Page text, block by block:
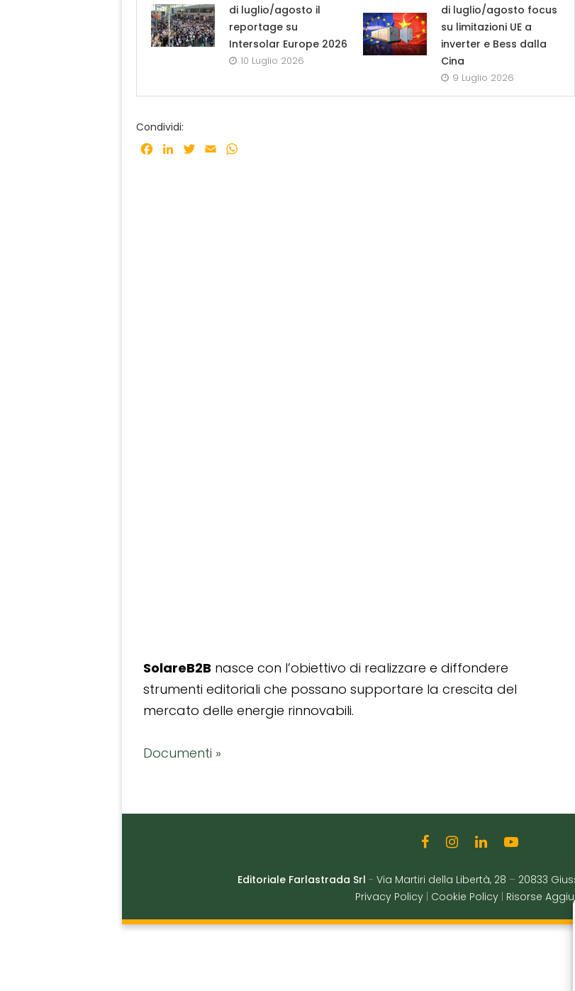
di luglio/agosto il
reportage su
Intersolar Europe 2026
10 Luglio 2026
di luglio/agosto focus
su limitazioni UE a
inverter e Bess dalla
Cina
9 Luglio 2026
Condividi:
Facebook
LinkedInTwitter
Email
SolareB2B nasce con l’obiettivo di realizzare e diffondere
strumenti editoriali che possano supportare la crescita del
mercato delle energie rinnovabili.
Documenti »
Editoriale Farlastrada Srl - Via Martiri della Libertà, 28 – 20833
Privacy Policy
Cookie Policy Risorse